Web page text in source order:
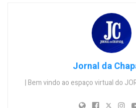
Jornal da
| Bem vindo ao espaço virtual do